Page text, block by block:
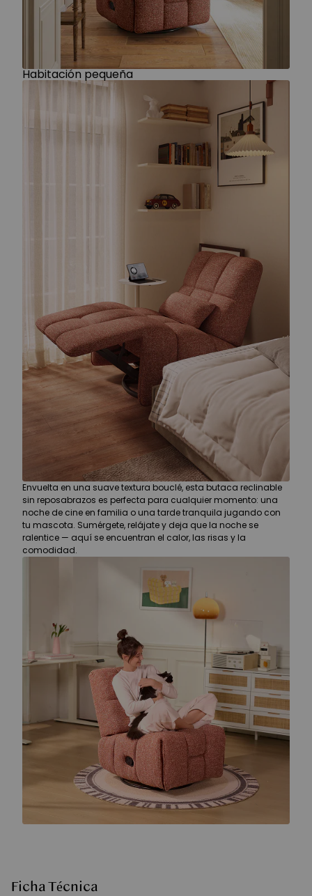
Habitación pequeña
Envuelta en una suave textura bouclé, esta butaca reclinable
sin reposabrazos es perfecta para cualquier momento: una
noche de cine en familia o una tarde tranquila jugando con
tu mascota. Sumérgete, relájate y deja que la noche se
ralentice — aquí se encuentran el calor, las risas y la
comodidad.
Ficha Técnica